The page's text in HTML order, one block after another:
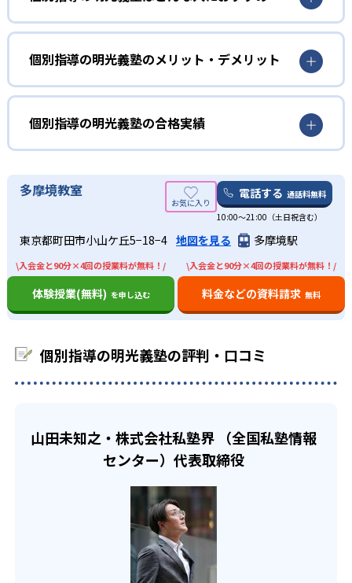
個別指導の明光義塾は、個別指導塾としての経験が長い
る。生徒自らが考えることを重視した指導。授業は生徒と
講師が会話をしながら進められる。自分の言葉で話して理
解を深めるため、理解の定着が深まる。
02 ノートの取り方から指導
明光義塾にはオリジナルのノートがある。ノートの形式に
合わせて見やすいノート作りを学ぶ。書き人は生徒に合わ
せて指導してくれる。ノートの取り方を学ぶことで、生徒
03 豊富な情報力
個別指導塾の教室数No.1の明光義塾。全国規模のため、地
域の学校を熟知している。地域ごとの試験情報に基づいた
対策も可能。
小学生
苦手科目を克服したい人におすすめ
明光義塾のノート指導では、分かったことを整理できる。
これにより、自分がどこでつまずいているのかを把握でき
る。
中学生
内申点を上げたい人におすすめ
明光義塾の豊富な情報から、学校ごとのテスト傾向を把握
している。生徒一人ひとりの特性も把握した上で、情報を
基に定期テスト対策を行う。また、一人ひとり異なる成績
を10段階に分け、授業や家庭学習で問題演習を行っている
ため、効率的に成績アップを狙える。
将来のために勉強したい人におすすめ
明光義塾は志望校に合わせて学習プランを提案。生徒に応
を引き出し、志望校選びをサポート。
個別指導の明光義塾のメリット・デメリット
どんなメリットがある？
個別指導の明光義塾の最大のメリットは、オリジナルのノ
ートだ。明光義塾のオリジナルノートは、解き直し専用ノ
ートがあり、そのノートを確認するだけで自分の苦手を確
認できる。勉強の仕方が分からない人も、オリジナルノー
トで簡単に復習できる。
また、振替授業も魅力の一つ。集団指導では、授業を一回
休むとその授業の内容を理解できないまま進んでしまうこ
とがほとんど。明光義塾は、授業を休んでも、振替授業を
取得可能。生徒に合わせて授業の進度やテキストを変更す
ることもできる。
どんなデメリットがある？
あることだ。明光義塾は講師担任制度ではない。また、講
ー、主婦（主夫）、シニアなど幅広い世代で、未経験から
また、講師1人に対して生徒数の指定がない。そのため、1
人の授業にあまり時間がかけられない場合がある。
個別指導の明光義塾の合格実績
個別指導の明光義塾ではサイトでは合格実績を載せていな
い。合格実績があるかどうかは、近くの校舎へ資料請求し
多摩境教室 電話する 通話料無料
10:00〜21:00（土日祝含む）
東京都町田市小山ケ丘5−18−4 地図を見る 多摩境駅
\入会金と90分×4回の授業料が無料！/
体験授業(無料) を申し込む
\入会金と90分×4回の授業料が無料！/
料金などの資料請求 無料
個別指導の明光義塾の評判・口コミ
山田未知之・株式会社私塾界 （全国私塾情報
センター）代表取締役